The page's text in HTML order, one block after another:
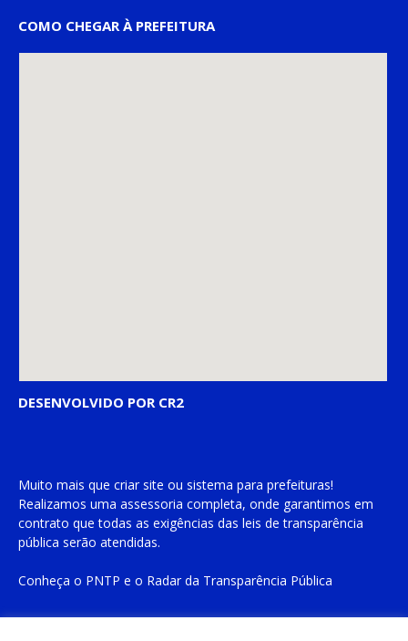
COMO CHEGAR À PREFEITURA
DESENVOLVIDO POR CR2
Muito mais que criar site ou sistema para prefeituras!
Realizamos uma assessoria completa, onde garantimos em
contrato que todas as exigências das leis de transparência
pública serão atendidas.
Conheça o PNTP e o Radar da Transparência Pública